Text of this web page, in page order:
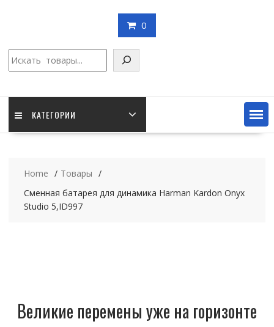
0
КАТЕГОРИИ
Home
Товары
Сменная батарея для динамика Harman Kardon Onyx
Studio 5,ID997
Великие перемены уже на горизонте